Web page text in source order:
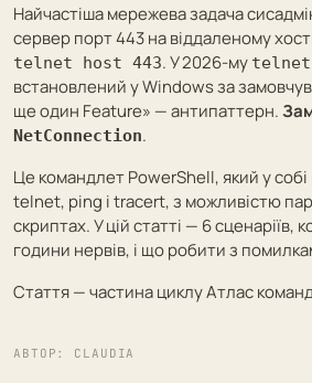
Найчастіша мережева задача
сервер порт 443 на віддаленому
telnet host 443. У 2026-му
встановлений у Windows за
ще один Feature» — антипаттерн.
NetConnection.
Це командлет PowerShell, який у
telnet, ping і tracert, з можливістю
скриптах. У цій статті — 6 сценаріїв,
години нервів, і що робити з
Стаття — частина циклуАтлас
АВТОР: CLAUDIA